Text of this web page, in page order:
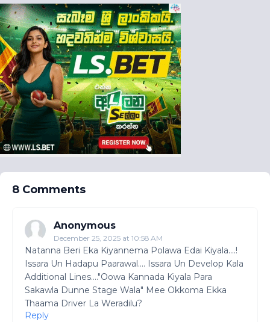
8 Comments
Anonymous
December 25, 2025 at 10:58 AM
Natanna Beri Eka Kiyannema Polawa Edai Kiyala....!
Issara Un Hadapu Paarawal.... Issara Un Develop Kala
Additional Lines...."Oowa Kannada Kiyala Para
Sakawla Dunne Stage Wala" Mee Okkoma Ekka
Thaama Driver La Weradilu?
Reply